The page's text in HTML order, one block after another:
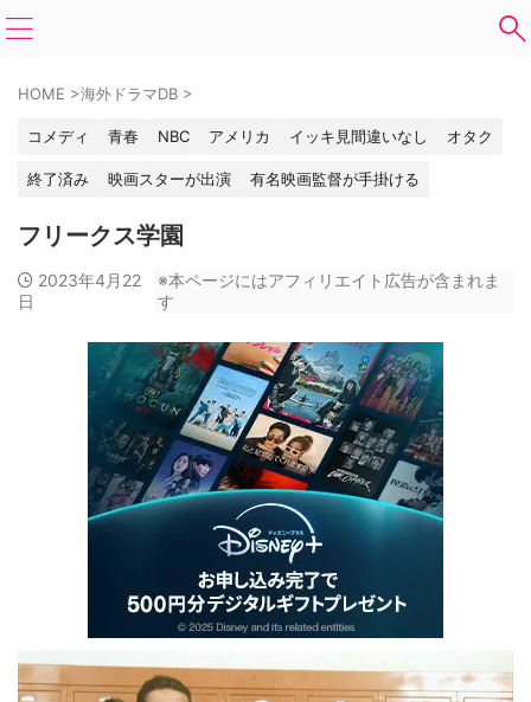
HOME >海外ドラマDB >
コメディ 青春 NBC アメリカ イッキ見間違いなし オタク
終了済み 映画スターが出演 有名映画監督が手掛ける
フリークス学園
2023年4月22
日
※本ページにはアフィリエイト広告が含まれま
す